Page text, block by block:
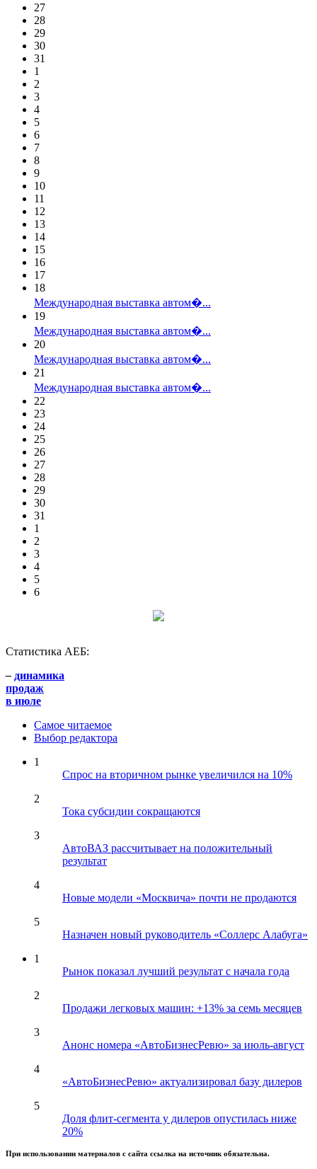
27
28
29
30
31
1
2
3
4
5
6
7
8
9
10
11
12
13
14
15
16
17
18
Международная выставка автом�...
19
Международная выставка автом�...
20
Международная выставка автом�...
21
Международная выставка автом�...
22
23
24
25
26
27
28
29
30
31
1
2
3
4
5
6
Статистика АЕБ:
– динамика
продаж
в июле
Самое читаемое
Выбор редактора
1
Спрос на вторичном рынке увеличился на 10%
2
Тока субсидии сокращаются
3
АвтоВАЗ рассчитывает на положительный
результат
4
Новые модели «Москвича» почти не продаются
5
Назначен новый руководитель «Соллерс Алабуга»
1
Рынок показал лучший результат с начала года
2
Продажи легковых машин: +13% за семь месяцев
3
Анонс номера «АвтоБизнесРевю» за июль-август
4
«АвтоБизнесРевю» актуализировал базу дилеров
5
Доля флит-сегмента у дилеров опустилась ниже
20%
При использовании материалов с сайта ссылка на источник обязательна.